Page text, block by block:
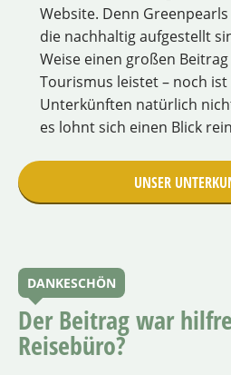
Website. Denn
die nachhaltig aufgestellt
Weise einen großen
Tourismus leistet – noch
Unterkünften natürlich
es lohnt sich einen Blick
UNSER
DANKESCHÖN
Der Beitrag war
Reisebüro?